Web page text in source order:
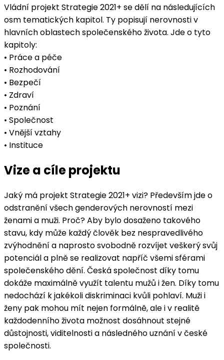
Vládní projekt Strategie 2021+ se dělí na následujících
osm tematických kapitol. Ty popisují nerovnosti v
hlavních oblastech společenského života. Jde o tyto
kapitoly:
• Práce a péče
• Rozhodování
• Bezpečí
• Zdraví
• Poznání
• Společnost
• Vnější vztahy
• Instituce
Vize a cíle projektu
Jaký má projekt Strategie 2021+ vizi? Především jde o
odstranění všech genderových nerovností mezi
ženami a muži. Proč? Aby bylo dosaženo takového
stavu, kdy může každý člověk bez nespravedlivého
zvýhodnění a naprosto svobodně rozvíjet veškerý svůj
potenciál a plně se realizovat napříč všemi sférami
společenského dění. Česká společnost díky tomu
dokáže maximálně využít talentu mužů i žen. Díky tomu
nedochází k jakékoli diskriminaci kvůli pohlaví. Muži i
ženy pak mohou mít nejen formálně, ale i v realitě
každodenního života možnost dosáhnout stejné
důstojnosti, viditelnosti a následného uznání v české
společnosti.